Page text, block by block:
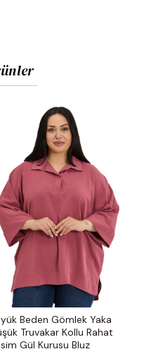
87 cm |Basen:119 cm
esnekliğini uzun süre
30°C’de
renkler, ışık
değişiklikleri
Beden Gömlek Yaka
Truvakar Kollu Rahat
Gül Kurusu Bluz